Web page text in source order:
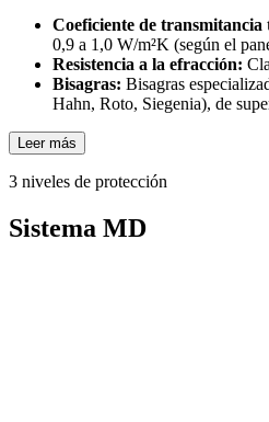
Coeficiente de
0,9 a 1,0 W/m²K (según el
Resistencia a la efracción:
Bisagras: Bisagras
Hahn, Roto, Siegenia), de
Leer más
3 niveles de protección
Sistema MD